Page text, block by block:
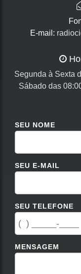
E-mail:
Segunda à Sexta
Sábado das
SEU NOME
SEU E-MAIL
SEU TELEFONE
MENSAGEM